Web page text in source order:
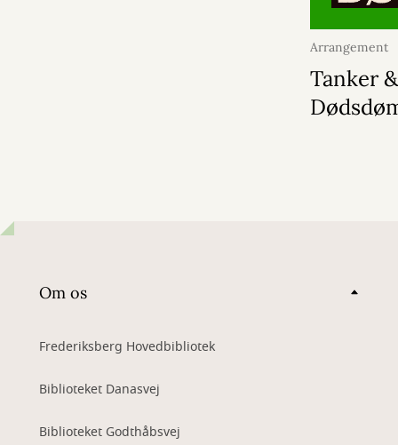
Arrangement
2026
Tanker
Om os
Frederiksberg Hovedbibliotek
Biblioteket Danasvej
Biblioteket Godthåbsvej